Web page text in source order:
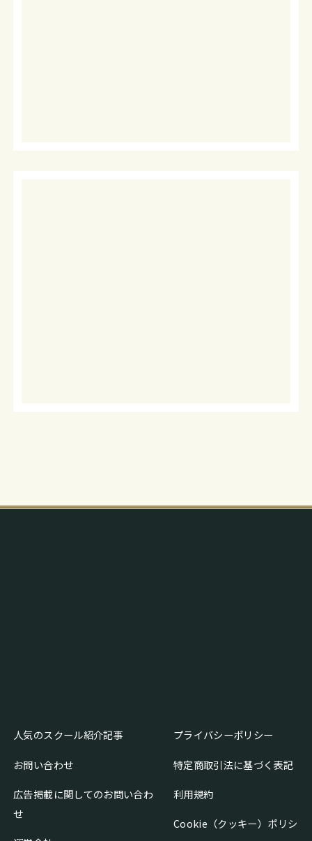
人気のスクール紹介記事
お問い合わせ
広告掲載に関してのお問い合わ
せ
プライバシーポリシー
特定商取引法に基づく表記
利用規約
Cookie（クッキー）ポリシ